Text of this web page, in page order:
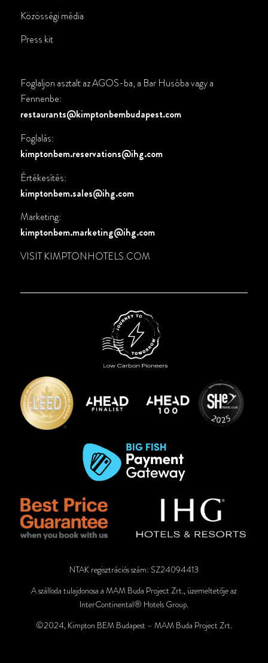
Közösségi média
Press kit
Foglaljon asztalt az AGOS-ba, a Bar Husóba vagy a
Fennenbe:
restaurants@kimptonbembudapest.com
Foglalás:
kimptonbem.reservations@ihg.com
Értékesítés:
kimptonbem.sales@ihg.com
Marketing:
kimptonbem.marketing@ihg.com
VISIT KIMPTONHOTELS.COM
NTAK regisztrációs szám: SZ24094413
A szálloda tulajdonosa a MAM Buda Project Zrt., üzemeltetője az
InterContinental® Hotels Group.
©2024, Kimpton BEM Budapest – MAM Buda Project Zrt.